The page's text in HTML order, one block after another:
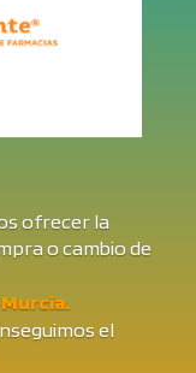
ofrecer la
o cambio de
Murcia.
el